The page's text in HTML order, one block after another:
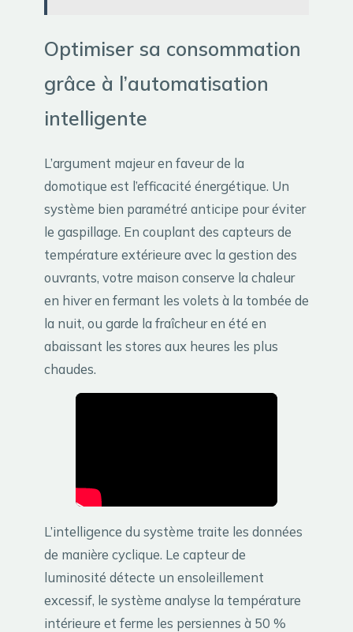
Optimiser sa consommation
grâce à l’automatisation
intelligente
L’argument majeur en faveur de la
domotique est l’efficacité énergétique. Un
système bien paramétré anticipe pour éviter
le gaspillage. En couplant des capteurs de
température extérieure avec la gestion des
ouvrants, votre maison conserve la chaleur
en hiver en fermant les volets à la tombée de
la nuit, ou garde la fraîcheur en été en
abaissant les stores aux heures les plus
chaudes.
L’intelligence du système traite les données
de manière cyclique. Le capteur de
luminosité détecte un ensoleillement
excessif, le système analyse la température
intérieure et ferme les persiennes à 50 %